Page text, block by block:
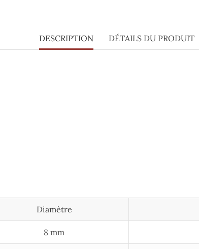
DESCRIPTION DÉTAILS DU PRODUIT
Diamètre
8 mm